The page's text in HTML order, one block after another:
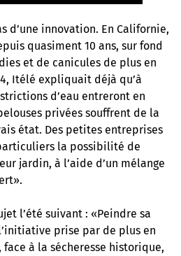
d’une innovation. En Californie,
quasiment 10 ans, sur fond
et de canicules de plus en
Itélé expliquait déjà qu’à
d’eau entreront en
privées souffrent de la
état. Des petites entreprises
la possibilité de
jardin, à l’aide d’un mélange
l’été suivant : «Peindre sa
prise par de plus en
à la sécheresse historique,